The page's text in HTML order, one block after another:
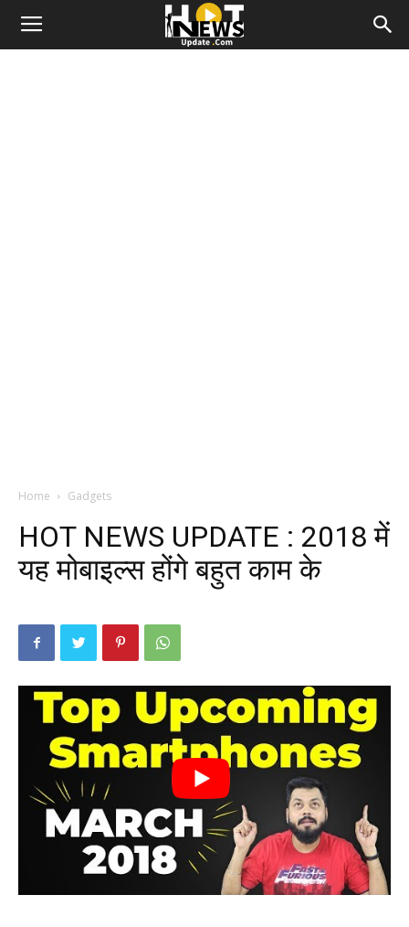
Home Gadgets
HOT NEWS UPDATE : 2018 में
यह मोबाइल्स होंगे बहुत काम के